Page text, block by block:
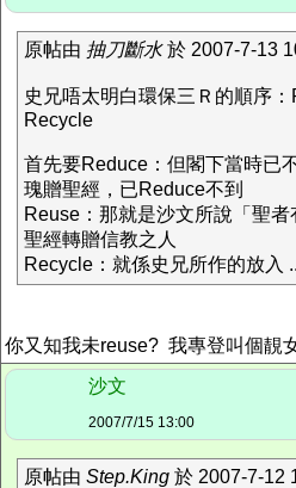
原帖由 抽刀斷水於 2007-7-13
史兄唔太明白環保三Ｒ的順序
Recycle
首先要Reduce：但閣下當時已
瑰贈聖經，已Reduce不到
Reuse：那就是沙文所說「聖
聖經轉贈信教之人
Recycle：就係史兄所作的放入
你又知我未reuse? 我專登叫個靚
沙文
2007/7/15 13:00
原帖由 Step.King 於 2007-7-12